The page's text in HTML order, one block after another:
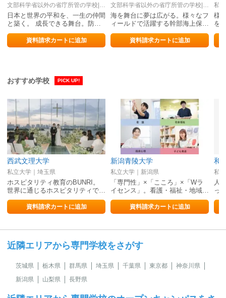
文部科学省以外の省庁所管の学校|神奈川県
日本と世界の平和を、一生の仲間
と築く。 成長できる舞台。防衛
大学校
資料請求カートに追加
文部科学省以外の省庁所管の学校|広島県
海を舞台に夢は広がる。様々なフ
ィールドで活躍する幹部海上保安
官を養成
資料請求カートに追加
私
様
を
おすすめ学校 PICK UP!
西武文理大学
私立大学｜埼玉県
ホスピタリティ教育のBUNRI。
世界に通じるホスピタリティで…
資料請求カートに追加
新潟青陵大学
私立大学｜新潟県
「専門性」×「こころ」×「Wラ
イセンス」。看護・福祉・地域…
資料請求カートに追加
和
私
人
っ
近隣エリアから専門学校をさがす
茨城県 栃木県 群馬県 埼玉県 千葉県 東京都
神奈川県
新潟県
山梨県 長野県